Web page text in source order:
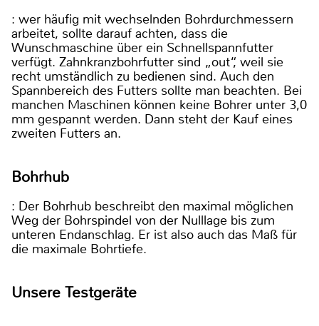
: wer häufig mit wechselnden Bohrdurchmessern
arbeitet, sollte darauf achten, dass die
Wunschmaschine über ein Schnellspannfutter
verfügt. Zahnkranzbohrfutter sind „out“, weil sie
recht umständlich zu bedienen sind. Auch den
Spannbereich des Futters sollte man beachten. Bei
manchen Maschinen können keine Bohrer unter 3,0
mm gespannt werden. Dann steht der Kauf eines
zweiten Futters an.
Bohrhub
: Der Bohrhub beschreibt den maximal möglichen
Weg der Bohrspindel von der Nulllage bis zum
unteren Endanschlag. Er ist also auch das Maß für
die maximale Bohrtiefe.
Unsere Testgeräte